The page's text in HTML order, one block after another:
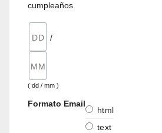
cumpleaños
/
( dd / mm )
Formato Email
html
text